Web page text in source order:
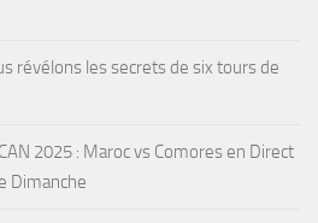
révélons les secrets de six tours de
CAN 2025 : Maroc vs Comores en Direct
Dimanche